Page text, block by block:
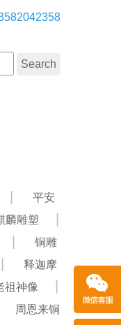
平安
麟雕塑
铜雕
释迦摩
祖神像
周恩来铜